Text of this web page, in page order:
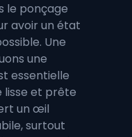
le ponçage
avoir un état
Une
une
essentielle
lisse et prête
un œil
surtout